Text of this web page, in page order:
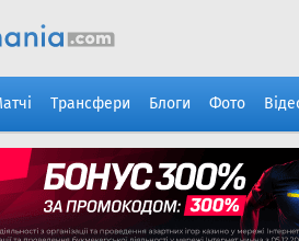
Трансфери Блоги Фото